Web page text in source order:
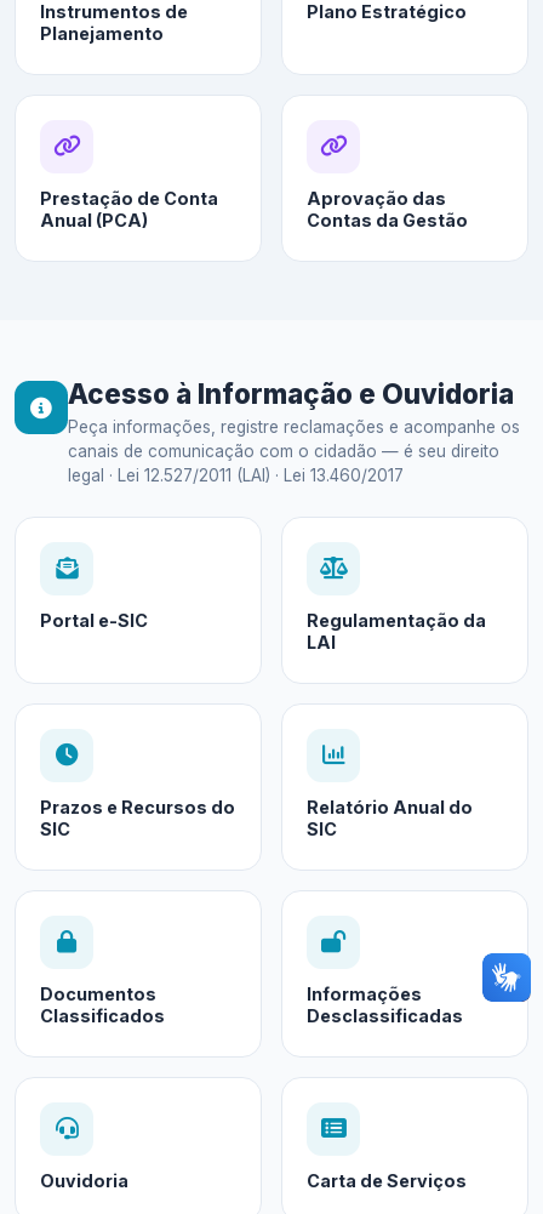
Instrumentos de
Planejamento
Plano Estratégico
Prestação de Conta
Anual (PCA)
Aprovação das
Contas da Gestão
Acesso à Informação e Ouvidoria
Peça informações, registre reclamações e acompanhe os
canais de comunicação com o cidadão — é seu direito
legal · Lei 12.527/2011 (LAI) · Lei 13.460/2017
Portal e-SIC
Regulamentação da
LAI
Prazos e Recursos do
SIC
Relatório Anual do
SIC
Documentos
Classificados
Informações
Desclassificadas
Ouvidoria Carta de Serviços